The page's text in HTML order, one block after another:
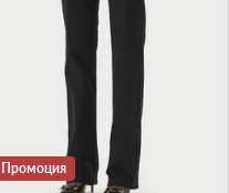
Промоция